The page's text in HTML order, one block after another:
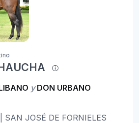
yDON URBANO
JOSÉ DE FORNIELES